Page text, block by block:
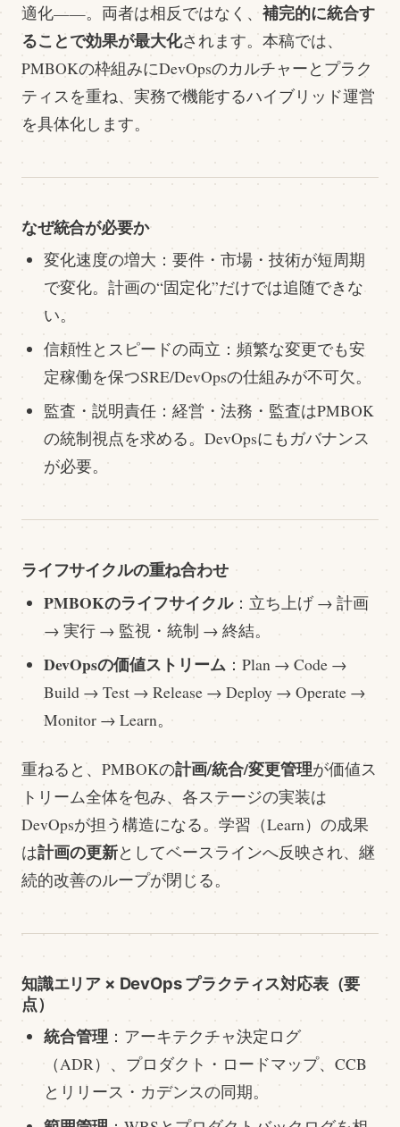
適化——。両者は相反ではなく、 補完的に統合す
ることで効果が最大化されます。本稿では、
PMBOKの枠組みにDevOpsのカルチャーとプラク
ティスを重ね、実務で機能するハイブリッド運営
を具体化します。
なぜ統合が必要か
変化速度の増大：要件・市場・技術が短周期
で変化。計画の“固定化”だけでは追随できな
い。
信頼性とスピードの両立：頻繁な変更でも安
定稼働を保つSRE/DevOpsの仕組みが不可欠。
監査・説明責任：経営・法務・監査はPMBOK
の統制視点を求める。DevOpsにもガバナンス
が必要。
ライフサイクルの重ね合わせ
PMBOKのライフサイクル：立ち上げ → 計画
→ 実行 → 監視・統制 → 終結。
DevOpsの価値ストリーム ：Plan → Code →
Build → Test → Release → Deploy → Operate →
Monitor → Learn。
重ねると、PMBOKの計画/統合/変更管理が価値ス
トリーム全体を包み、各ステージの実装は
DevOpsが担う構造になる。学習（Learn）の成果
は計画の更新としてベースラインへ反映され、継
続的改善のループが閉じる。
知識エリア × DevOps プラクティス対応表（要
点）
統合管理：アーキテクチャ決定ログ
（ADR）、プロダクト・ロードマップ、CCB
とリリース・カデンスの同期。